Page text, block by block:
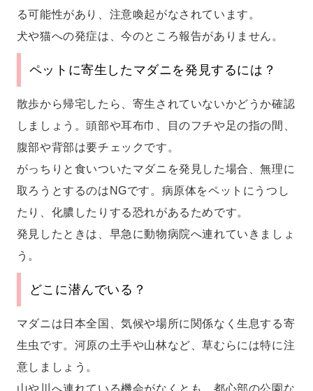
る可能性があり、注意喚起がなされています。
犬や猫への発症は、今のところ報告がありません。
ペットに寄生したマダニを発見するには？
散歩から帰宅したら、寄生されていないかどうか確認
しましょう。頭部や耳布巾、目のフチや足の指の間、
腹部や背部は要チェックです。
がっちりと食いついたマダニを発見した場合、無理に
取ろうとするのはNGです。病原体をペットにうつし
たり、化膿したりする恐れがあるためです。
発見したときは、早急に動物病院へ連れていきましょ
う。
どこに潜んでいる？
マダニは日本全国、気候や場所に関係なく生息する寄
生虫です。河原の土手や山林など、草むらには特に注
意しましょう。
山や川へ連れている機会がなくとも、都心部の公園な